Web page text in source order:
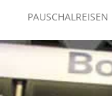
PAUSCHALREISEN